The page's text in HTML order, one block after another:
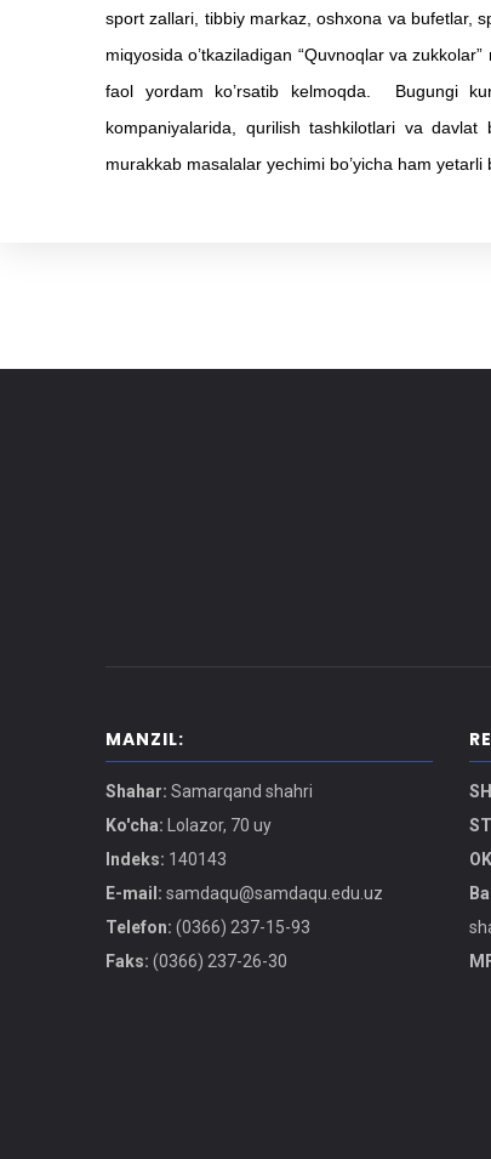
sport zallari, tibbiy markaz, oshxona va bufetlar,
miqyosida o’tkaziladigan “Quvnoqlar va
faol yordam ko’rsatib kelmoqda. Bugungi
kompaniyalarida, qurilish tashkilotlari va
murakkab masalalar yechimi bo’yicha ham
MANZIL:
Shahar: Samarqand shahri
Ko'cha: Lolazor, 70 uy
Indeks: 140143
E-mail: samdaqu@samdaqu.edu.uz
Telefon: (0366) 237-15-93
Faks: (0366) 237-26-30